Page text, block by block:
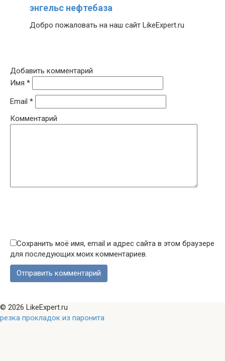
энгельс нефтебаза
Добро пожаловать на наш сайт LikeExpert.ru
Добавить комментарий
Имя *
Email *
Комментарий
Сохранить моё имя, email и адрес сайта в этом браузере
для последующих моих комментариев.
© 2026 LikeExpert.ru
резка прокладок из паронита